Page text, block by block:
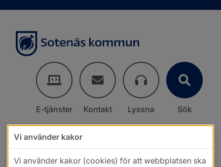
E-tjänster Kontakt Lyssna Sök
Vi använder kakor
Vi använder kakor (cookies) för att webbplatsen ska